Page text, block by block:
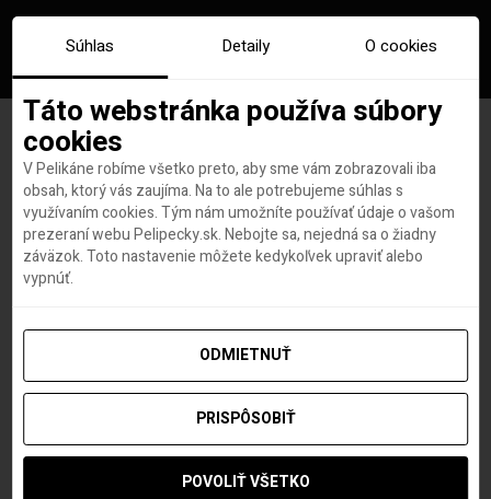
Značka:hotel zdarma qatar
airways
Súhlas Detaily O cookies
Táto webstránka používa súbory
cookies
V Pelikáne robíme všetko preto, aby sme vám zobrazovali iba
obsah, ktorý vás zaujíma. Na to ale potrebujeme súhlas s
využívaním cookies. Tým nám umožníte používať údaje o vašom
prezeraní webu Pelipecky.sk. Nebojte sa, nejedná sa o žiadny
záväzok. Toto nastavenie môžete kedykoľvek upraviť alebo
vypnúť.
ODMIETNUŤ
PRISPÔSOBIŤ
POVOLIŤ VŠETKO